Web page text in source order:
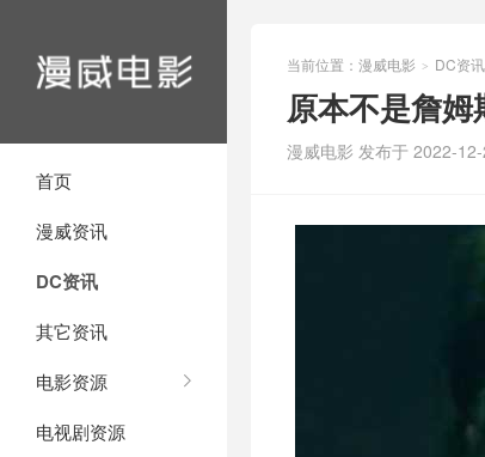
首页
漫威资讯
DC资讯
其它资讯
电影资源
电视剧资源
当前位置： 漫威电影 > DC资讯
原本不是詹姆
漫威电影 发布于 2022-